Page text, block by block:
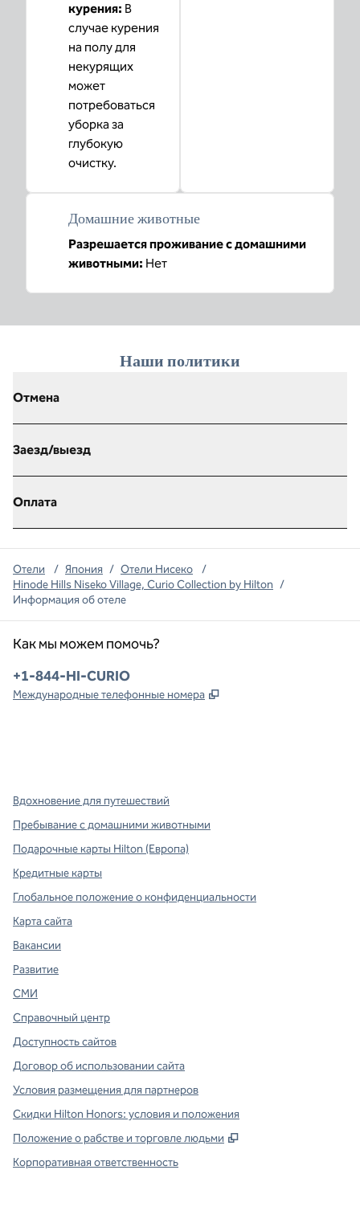
курения: В
случае курения
на полу для
некурящих
может
потребоваться
уборка за
глубокую
очистку.
Домашние животные
Разрешается проживание с домашними
животными: Нет
Наши политики
Отмена
Заезд/выезд
Оплата
Отели / Япония / Отели Нисеко
/
Hinode Hills Niseko Village, Curio Collection by Hilton /
Информация об отеле
Как мы можем помочь?
Телефон:
+1-844-HI-CURIO
Международные телефонные номера ,
Вдохновение для путешествий
Пребывание с домашними животными
Подарочные карты Hilton (Европа)
Кредитные карты
Глобальное положение о конфиденциальности
Карта сайта
Вакансии
Развитие
СМИ
Справочный центр
Доступность сайтов
Договор об использовании сайта
Условия размещения для партнеров
Скидки Hilton Honors: условия и положения
Положение о рабстве и торговле людьми
,
Корпоративная ответственность